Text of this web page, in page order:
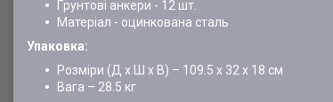
Ґрунтові анкери - 12 шт.
Матеріал - оцинкована сталь
Упаковка:
Розміри (Д х Ш х В) – 109.5 х 32 х 18 см
Вага – 28.5 кг